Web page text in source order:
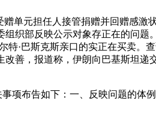
元担任人接管捐赠并回赠感激
织部反映公示对象存正在的问题
·巴斯克斯亲口的实正在买卖。
善，报道称，伊朗向巴基斯坦递
布告如下：一、反映问题的体